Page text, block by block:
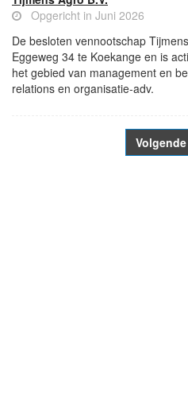
Opgericht in Juni 2026
De besloten vennootschap
Eggeweg 34 te Koekange en is
het gebied van management en
relations en organisatie-adv.